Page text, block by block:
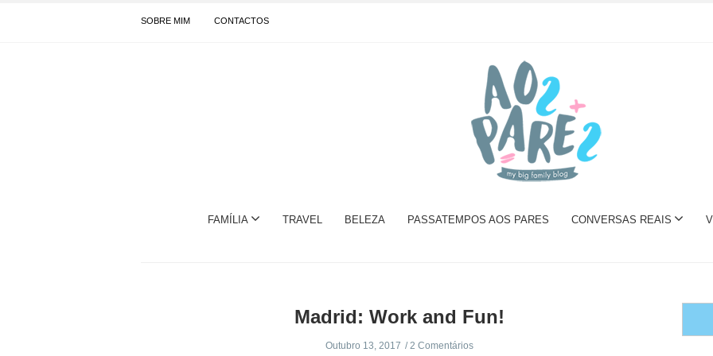
SOBRE MIM CONTACTOS
FAMÍLIA TRAVEL BELEZA PASSATEMPOS AOS PARES CONVERSAS REAIS
Madrid: Work and Fun!
Outubro 13, 2017 2 Comentários